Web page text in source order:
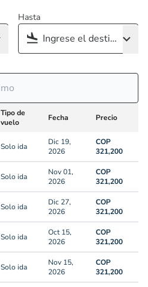
Hasta
Tipo de
vuelo
Fecha Precio
Solo ida
Dic 19,
2026
COP
321,200
Solo ida
Nov 01,
2026
COP
321,200
Solo ida
Dic 27,
2026
COP
321,200
Solo ida
Oct 15,
2026
COP
321,200
Solo ida
Nov 15,
2026
COP
321,200